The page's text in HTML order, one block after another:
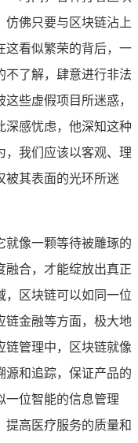
仿佛只要与区块链沾上
这看似繁荣的背后，一
不了解，肆意进行非法
些虚假项目所迷惑，
深感忧虑，他深知这种
，我们应该以客观、理
被其表面的光环所迷
就像一颗等待被雕琢的
融合，才能绽放出真正
，区块链可以如同一位
链金融等方面，极大地
链管理中，区块链就像
源和追踪，保证产品的
一位智能的信息管理
提高医疗服务的质量和